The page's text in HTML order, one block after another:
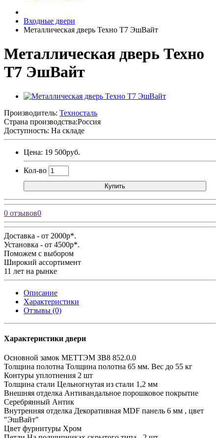
Входные двери
Металлическая дверь Техно Т7 ЭшВайт
Металлическая дверь Техно
Т7 ЭшВайт
Производитель: Техносталь
Страна производства:Россия
Доступность: На складе
Цена: 19 500руб.
Кол-во
Купить
0 отзывов0
Доставка - от 2000р*.
Установка - от 4500р*.
Поможем с выбором
Широкий ассортимент
11 лет на рынке
Описание
Характеристики
Отзывы (0)
Характеристики двери
Основной замок МЕТТЭМ ЗВ8 852.0.0
Толщина полотна Толщина полотна 65 мм. Вес до 55 кг
Контуры уплотнения 2 шт
Толщина стали Цельногнутая из стали 1,2 мм
Внешняя отделка Антивандальное порошковое покрытие
Серебрянный Антик
Внутренняя отделка Декоративная MDF панель 6 мм , цвет
"ЭшВайт"
Цвет фурнитуры Хром